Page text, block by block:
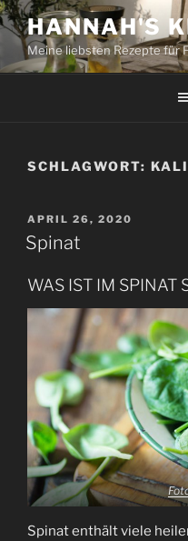
Zum
Inhalt
springen
HANNAH'S
Meine liebsten Rezepte für
SCHLAGWORT:
VERÖFFENTLICHT
AM
APRIL 26, 2020
Spinat
WAS IST IM SPINAT
Spinat enthält viele